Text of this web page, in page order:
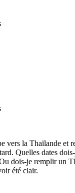
vers la Thaïlande et
Quelles dates
dois-je remplir un
été clair.